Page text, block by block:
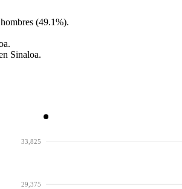
(49.1%).
Sinaloa.
29,375
33,825